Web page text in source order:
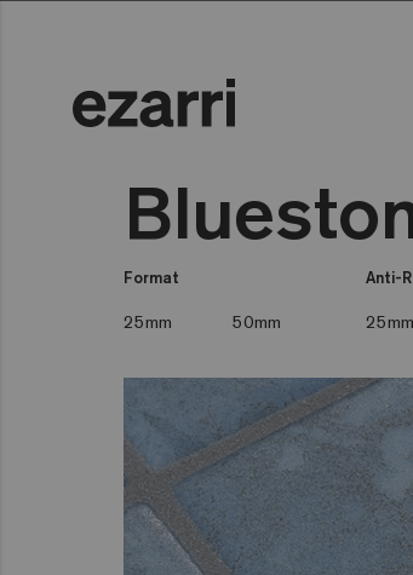
Format
25mm 50mm
Anti-